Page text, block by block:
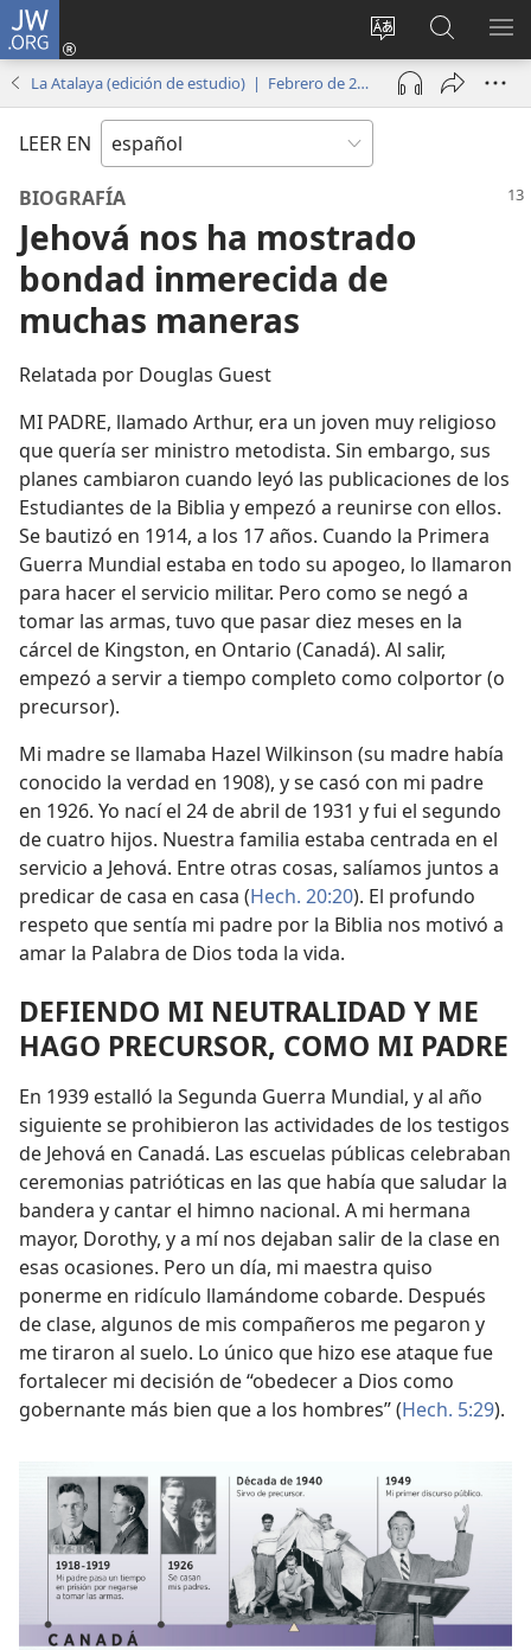
JW.ORG
Cambiar
idioma
del sitio
Iniciar
sesión
(abre
nueva
en
jw.org
La Atalaya (edición de estudio) | Febrero de 2017
LEER EN
BIOGRAFÍA
Jehová nos ha mostrado
bondad inmerecida de
muchas maneras
Relatada por Douglas Guest
MI PADRE, llamado Arthur, era un joven muy religioso
que quería ser ministro metodista. Sin embargo, sus
planes cambiaron cuando leyó las publicaciones de los
Estudiantes de la Biblia y empezó a reunirse con ellos.
Se bautizó en 1914, a los 17 años. Cuando la Primera
Guerra Mundial estaba en todo su apogeo, lo llamaron
para hacer el servicio militar. Pero como se negó a
tomar las armas, tuvo que pasar diez meses en la
cárcel de Kingston, en Ontario (Canadá). Al salir,
empezó a servir a tiempo completo como colportor (o
precursor).
Mi madre se llamaba Hazel Wilkinson (su madre había
conocido la verdad en 1908), y se casó con mi padre
en 1926. Yo nací el 24 de abril de 1931 y fui el segundo
de cuatro hijos. Nuestra familia estaba centrada en el
servicio a Jehová. Entre otras cosas, salíamos juntos a
predicar de casa en casa (Hech. 20:20). El profundo
respeto que sentía mi padre por la Biblia nos motivó a
amar la Palabra de Dios toda la vida.
DEFIENDO MI NEUTRALIDAD Y ME
HAGO PRECURSOR, COMO MI PADRE
En 1939 estalló la Segunda Guerra Mundial, y al año
siguiente se prohibieron las actividades de los testigos
de Jehová en Canadá. Las escuelas públicas celebraban
ceremonias patrióticas en las que había que saludar la
bandera y cantar el himno nacional. A mi hermana
mayor, Dorothy, y a mí nos dejaban salir de la clase en
esas ocasiones. Pero un día, mi maestra quiso
ponerme en ridículo llamándome cobarde. Después
de clase, algunos de mis compañeros me pegaron y
me tiraron al suelo. Lo único que hizo ese ataque fue
fortalecer mi decisión de “obedecer a Dios como
gobernante más bien que a los hombres” (Hech. 5:29).